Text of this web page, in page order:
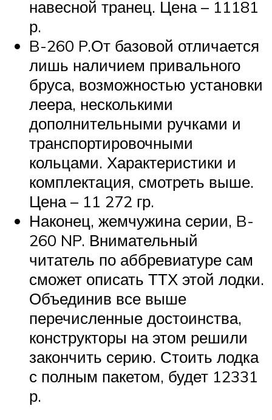
навесной транец. Цена – 11181
р.
B-260 P.От базовой отличается
лишь наличием привального
бруса, возможностью установки
леера, несколькими
дополнительными ручками и
транспортировочными
кольцами. Характеристики и
комплектация, смотреть выше.
Цена – 11 272 гр.
Наконец, жемчужина серии, B-
260 NP. Внимательный
читатель по аббревиатуре сам
сможет описать ТТХ этой лодки.
Объединив все выше
перечисленные достоинства,
конструкторы на этом решили
закончить серию. Стоить лодка
с полным пакетом, будет 12331
р.